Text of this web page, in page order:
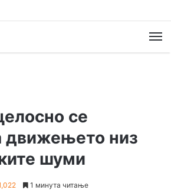
се
движењето низ
шуми
1 минута читање